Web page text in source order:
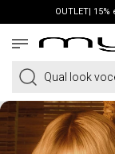
OUTLET|
PRIMEIRA
Qual look você